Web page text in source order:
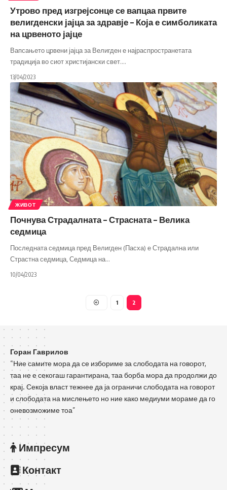
Утрово пред изгрејсонце се вапцаа првите
велигденски јајца за здравје – Која е симболиката
на црвеното јајце
Вапсањето црвени јајца за Велигден е најраспространетата
традиција во сиот христијански свет.…
13/04/2023
ЖИВОТ
Почнува Страдалната – Страсната – Велика
седмица
Последната седмица пред Велигден (Пасха) е Страдална или
Страстна седмица, Седмица на…
10/04/2023
1 2
Горан Гаврилов
“Ние самите мора да се избориме за слободата на говорот,
таа не е секогаш гарантирана, таа борба мора да продолжи до
крај. Секоја власт тежнее да ја ограничи слободата на говорот
и слободата на мислењето но ние како медиуми мораме да го
оневозможиме тоа”
Импресум
Контакт